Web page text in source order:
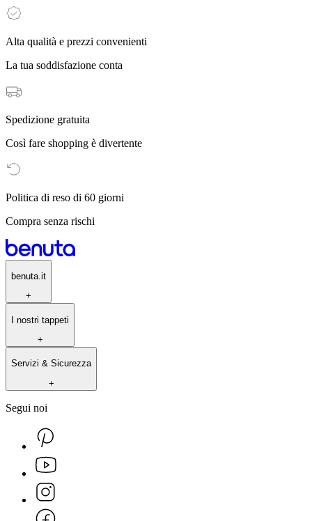
Alta qualità e prezzi convenienti
La tua soddisfazione conta
Spedizione gratuita
Così fare shopping è divertente
Politica di reso di 60 giorni
Compra senza rischi
benuta.it
+
I nostri tappeti
+
Servizi & Sicurezza
+
Segui noi